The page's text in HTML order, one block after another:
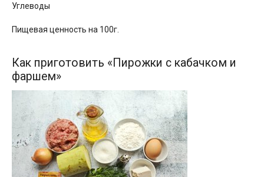
Углеводы
Пищевая ценность на 100г.
Как приготовить «Пирожки с кабачком и
фаршем»